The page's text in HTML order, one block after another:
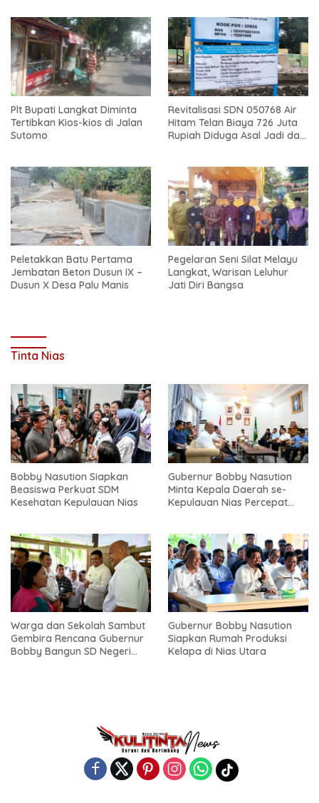
Plt Bupati Langkat Diminta
Tertibkan Kios-kios di Jalan
Sutomo
Revitalisasi SDN 050768 Air
Hitam Telan Biaya 726 Juta
Rupiah Diduga Asal Jadi dan
Peletakkan Batu Pertama
Jembatan Beton Dusun IX –
Dusun X Desa Palu Manis
Pegelaran Seni Silat Melayu
Langkat, Warisan Leluhur
Jati Diri Bangsa
Tinta Nias
Bobby Nasution Siapkan
Beasiswa Perkuat SDM
Kesehatan Kepulauan Nias
Gubernur Bobby Nasution
Minta Kepala Daerah se-
Kepulauan Nias Percepat
Warga dan Sekolah Sambut
Gembira Rencana Gubernur
Bobby Bangun SD Negeri
Gubernur Bobby Nasution
Siapkan Rumah Produksi
Kelapa di Nias Utara